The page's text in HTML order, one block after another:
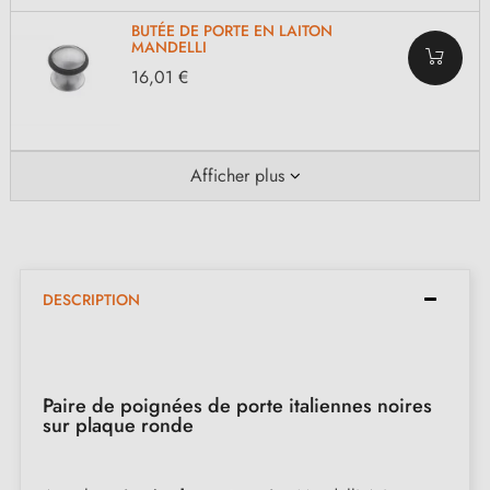
BUTÉE DE PORTE EN LAITON
MANDELLI
16,01 €
Afficher plus
DESCRIPTION
Paire de poignées de porte italiennes noires
sur plaque ronde